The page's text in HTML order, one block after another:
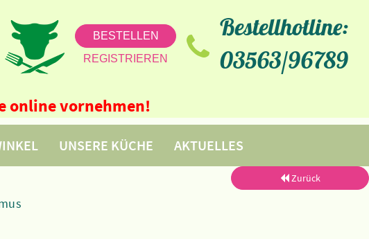
BESTELLEN
REGISTRIEREN
Bestellhotline:
03563/96789
online vornehmen!
UNSERE KÜCHE AKTUELLES
Zurück